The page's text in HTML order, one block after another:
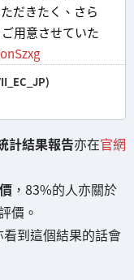
だきたく、さら
用意させていた
計結果報告亦在官網
，83%的人亦關於
價。
到這個結果的話會